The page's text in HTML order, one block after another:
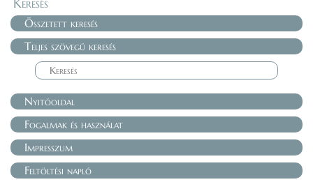
Összetett keresés
Teljes szövegű keresés
Nyitóoldal
Fogalmak és használat
Impresszum
Feltöltési napló